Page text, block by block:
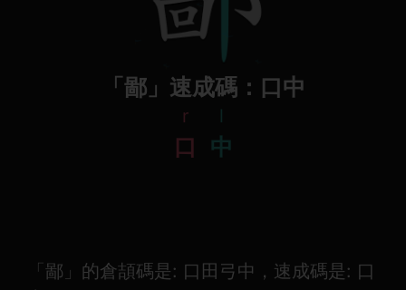
「鄙」速成碼：口中
r
口
l
中
「鄙」的倉頡碼是: 口田弓中，速成碼是: 口